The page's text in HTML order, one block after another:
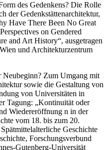
des Gedenkens? Die Rolle
der Gedenkstättenarchitektur,
Have There Been No Great
on Gendered
and Art History“, ausgetragen
und Architekturzentrum
Neubeginn? Zum Umgang mit
sowie die Gestaltung von
von Universitäten in
Tagung: „Kontinuität oder
Wiedereröffnung n in der
vom 18. bis zum 20.
Geschichte
Forschungsverbund
Gutenberg-Universität